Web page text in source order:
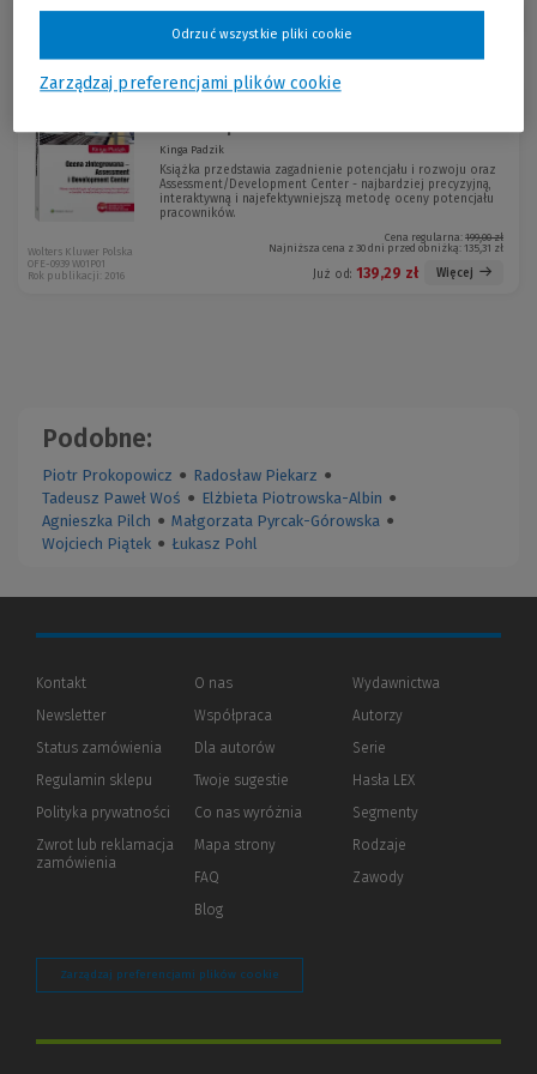
Sortuj:
Kinga Padzik
Książka przedstawia zagadnienie potencjału i rozwoju oraz
Assessment/Development Center - najbardziej precyzyjną,
interaktywną i najefektywniejszą metodę oceny potencjału
pracowników.
Cena regularna: 199,00 zł
Najniższa cena z 30 dni przed obniżką: 135,31 zł
Już od: 139,29 zł Więcej
Wolters Kluwer Polska
OFE-0939 W01P01
Rok publikacji: 2016
Podobne:
Piotr Prokopowicz ● Radosław Piekarz ●
Tadeusz Paweł Woś ● Elżbieta Piotrowska-Albin ●
Agnieszka Pilch ● Małgorzata Pyrcak-Górowska ●
Wojciech Piątek ● Łukasz Pohl
Kontakt
Newsletter
Status zamówienia
Regulamin sklepu
Polityka prywatności (Nowe
(Link
innej
Zwrot lub reklamacja
zamówienia
O nas
Współpraca
Dla autorów(Nowe
(Link
innej
strony)
Twoje sugestie
Co nas wyróżnia
Mapa strony
FAQ
Blog
Wydawnictwa
Autorzy
Serie
Hasła LEX
Segmenty
Rodzaje
Zawody
Zarządzaj preferencjami plików cookie
Zarządzaj preferencjami plików cookie
Odrzuć wszystkie pliki cookie